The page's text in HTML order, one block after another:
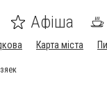
Афіша
Карта міста